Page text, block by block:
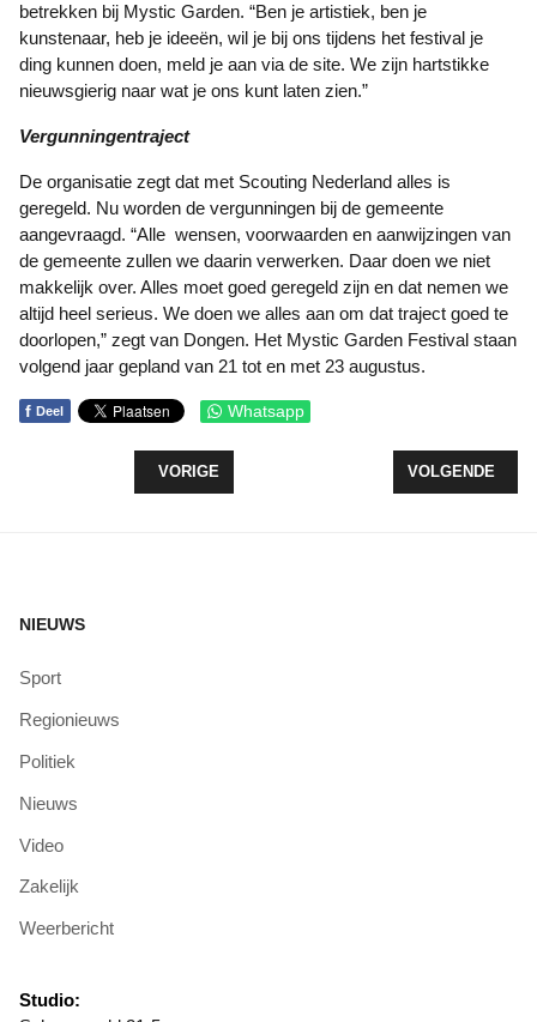
betrekken bij Mystic Garden. “Ben je artistiek, ben je
kunstenaar, heb je ideeën, wil je bij ons tijdens het festival je
ding kunnen doen, meld je aan via de site. We zijn hartstikke
nieuwsgierig naar wat je ons kunt laten zien.”
Vergunningentraject
De organisatie zegt dat met Scouting Nederland alles is
geregeld. Nu worden de vergunningen bij de gemeente
aangevraagd. “Alle wensen, voorwaarden en aanwijzingen van
de gemeente zullen we daarin verwerken. Daar doen we niet
makkelijk over. Alles moet goed geregeld zijn en dat nemen we
altijd heel serieus. We doen we alles aan om dat traject goed te
doorlopen,” zegt van Dongen. Het Mystic Garden Festival staan
volgend jaar gepland van 21 tot en met 23 augustus.
f Deel Whatsapp
VORIG ARTIKEL: ZEEWOLDE KAAPT SIMAC
VORIGE VOLGENDE
VOLGENDE
NIEUWS
Sport
Regionieuws
Politiek
Nieuws
Video
Zakelijk
Weerbericht
Studio: